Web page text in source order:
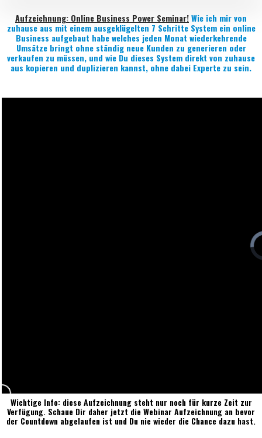
Aufzeichnung: Online Business Power Seminar!Wie ich mir von
zuhause aus mit einem ausgeklügelten 7 Schritte System ein online
Business aufgebaut habe welches jeden Monat wiederkehrende
Umsätze bringt ohne ständig neue Kunden zu generieren oder
verkaufen zu müssen, und wie Du dieses System direkt von zuhause
aus kopieren und duplizieren kannst, ohne dabei Experte zu sein.
Wichtige Info: diese Aufzeichnung steht nur noch für kurze Zeit zur
Verfügung. Schaue Dir daher jetzt die Webinar Aufzeichnung an bevor
der Countdown abgelaufen ist und Du nie wieder die Chance dazu hast.